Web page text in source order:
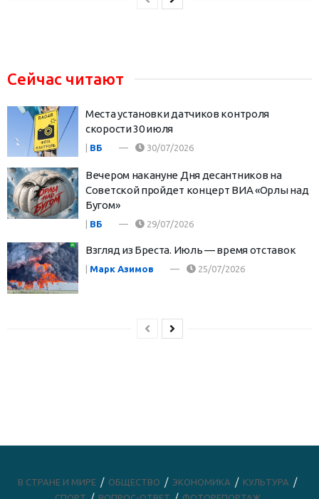
Сейчас читают
Места установки датчиков контроля
скорости 30 июля
| ВБ 30/07/2026
Вечером накануне Дня десантников на
Советской пройдет концерт ВИА «Орлы над
Бугом»
ВБ 29/07/2026
Взгляд из Бреста. Июль — время отставок
Марк Азимов 25/07/2026
В СТРАНЕ И МИРЕ ОБЩЕСТВО ЭКОНОМИКА
КУЛЬТУРА